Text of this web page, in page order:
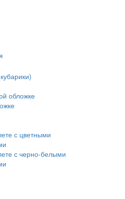
обложке
с цветными
с черно-белыми